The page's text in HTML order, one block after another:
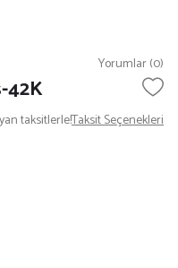
Yorumlar (0)
42K
taksitlerle!Taksit Seçenekleri